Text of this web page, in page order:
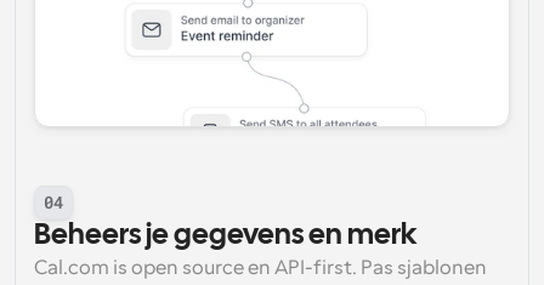
04
Beheers je gegevens en merk
Cal.com is open source en API-first. Pas sjablonen